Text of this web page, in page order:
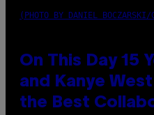
(PHOTO BY DANIEL BOCZARSKI/
On This Day 15
and Kanye
the Best